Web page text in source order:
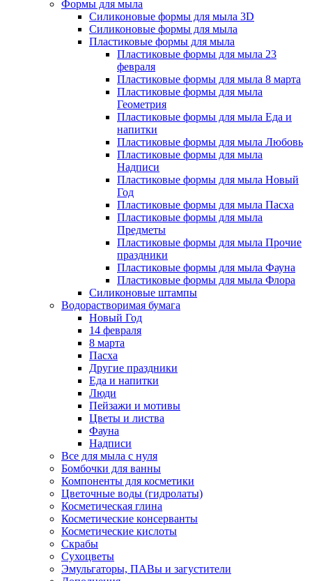
Формы для мыла
Силиконовые формы для мыла 3D
Силиконовые формы для мыла
Пластиковые формы для мыла
Пластиковые формы для мыла 23
февраля
Пластиковые формы для мыла 8 марта
Пластиковые формы для мыла
Геометрия
Пластиковые формы для мыла Еда и
напитки
Пластиковые формы для мыла Любовь
Пластиковые формы для мыла
Надписи
Пластиковые формы для мыла Новый
Год
Пластиковые формы для мыла Пасха
Пластиковые формы для мыла
Предметы
Пластиковые формы для мыла Прочие
праздники
Пластиковые формы для мыла Фауна
Пластиковые формы для мыла Флора
Силиконовые штампы
Водорастворимая бумага
Новый Год
14 февраля
8 марта
Пасха
Другие праздники
Еда и напитки
Люди
Пейзажи и мотивы
Цветы и листва
Фауна
Надписи
Все для мыла с нуля
Бомбочки для ванны
Компоненты для косметики
Цветочные воды (гидролаты)
Косметическая глина
Косметические консерванты
Косметические кислоты
Скрабы
Сухоцветы
Эмульгаторы, ПАВы и загустители